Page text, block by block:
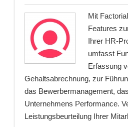
Mit
Features
Ihrer HR-
umfasst
Erfassung
Gehaltsabrechnung, zur
das Bewerbermanagement,
Unternehmens Performance.
Leistungsbeurteilung Ihrer